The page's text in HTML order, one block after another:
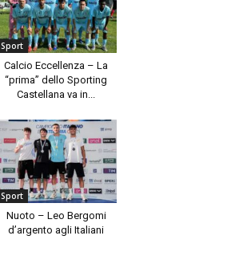
Sport
Calcio Eccellenza – La
“prima” dello Sporting
Castellana va in...
Sport
Nuoto – Leo Bergomi
d’argento agli Italiani